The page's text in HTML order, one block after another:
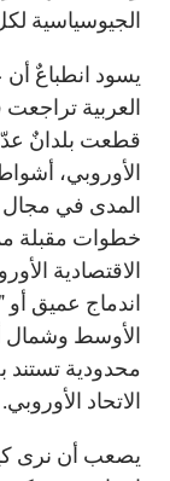
الجيوسياسية
يسود انطباعٌ أن
العربية تراجعت
قطعت بلدانٌ
الأوروبي،
المدى في مجال
خطوات مقبلة
الاقتصادية
اندماج عميق
الأوسط وشمال
محدودية تستند
الاتحاد الأوروبي.
يصعب أن نرى